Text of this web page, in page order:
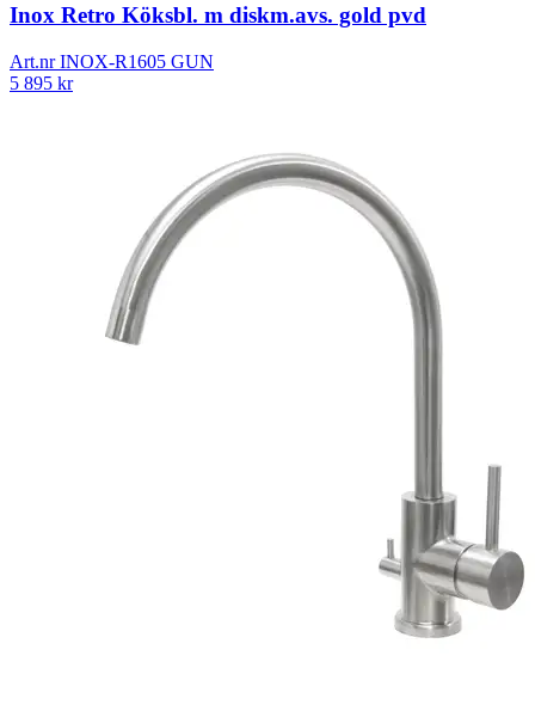
Inox Retro Köksbl. m diskm.avs. gold pvd
Art.nrINOX-R1605 GUN
5 895 kr